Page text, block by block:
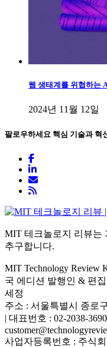
웹 생태계를 위협하는
2024년 11월 12일
팔로우하세요 핵심 기술과 혁
MIT 테크놀로지 리뷰는
추구합니다.
MIT Technology Review
국 에디션 발행인 & 편
세정
주소 : 서울특별시 종로
| 대표번호 : 02-2038-
사업자등록번호 : 주식